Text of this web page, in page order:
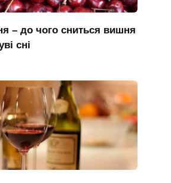
– до чого сниться вишня
сні